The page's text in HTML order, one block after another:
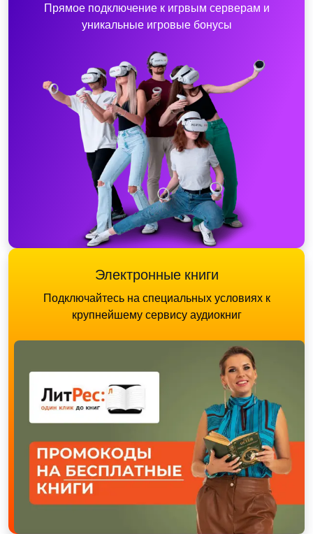
Прямое подключение к игрвым серверам и
уникальные игровые бонусы
Электронные книги
Подключайтесь на специальных условиях к
крупнейшему сервису аудиокниг